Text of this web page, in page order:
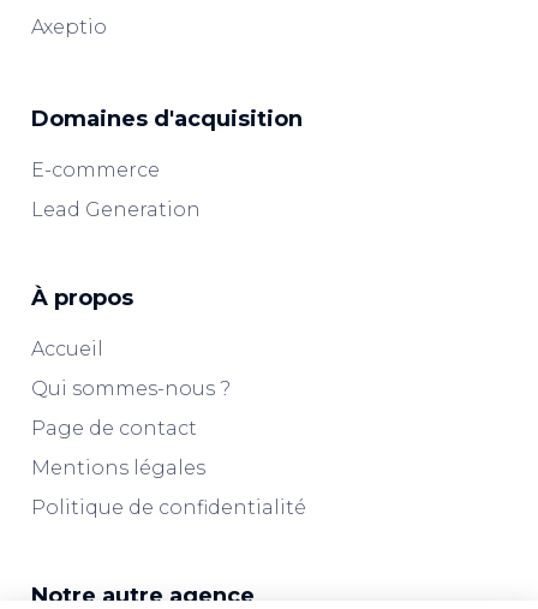
Axeptio
Domaines d'acquisition
E-commerce
Lead Generation
À propos
Accueil
Qui sommes-nous ?
Page de contact
Mentions légales
Politique de confidentialité
Notre autre agence